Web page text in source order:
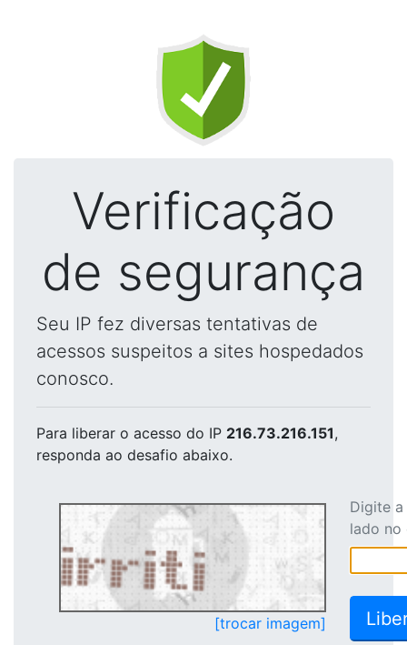
Verificação
de segurança
Seu IP fez diversas tentativas de
acessos suspeitos a sites hospedados
conosco.
Para liberar o acesso do IP 216.73.216.151,
responda ao desafio abaixo.
[trocar imagem]
Digite
lado no